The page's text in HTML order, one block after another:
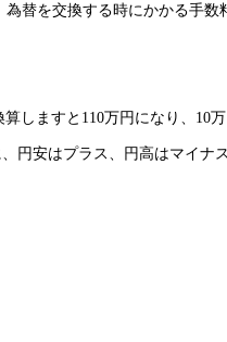
替を交換する時にかかる手数
しますと110万円になり、10
円安はプラス、円高はマイナ